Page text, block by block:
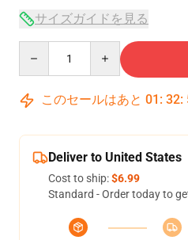
サイズガイドを見る
このセールはあと 01 : 32:
Deliver to United States
Cost to ship:$6.99
Standard - Order today to